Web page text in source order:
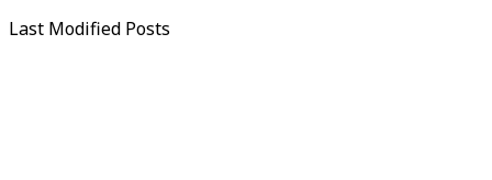
Last Modified Posts